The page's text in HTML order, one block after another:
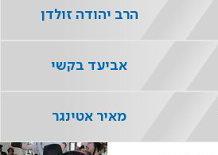
הרב יהודה זולדן
אביעד בקשי
מאיר אטינגר